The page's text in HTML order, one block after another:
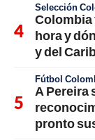
Selección
Colombia
hora y
y del
Fútbol
A Pereira
pronto